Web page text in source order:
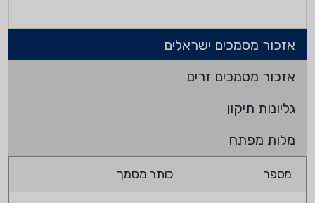
אזכור מסמכים ישראלים
אזכור מסמכים זרים
גליונות תיקון
מלות מפתח
מספר כותר מסמך